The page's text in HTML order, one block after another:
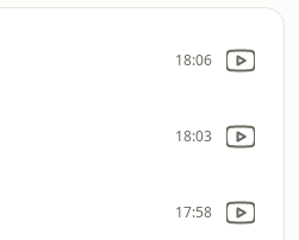
18:06
18:03
17:58